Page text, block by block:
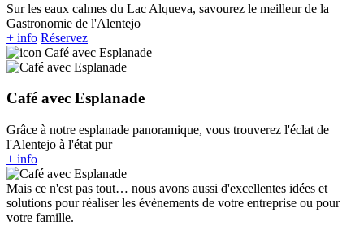
Sur les eaux calmes du Lac Alqueva, savourez le meilleur de la
Gastronomie de l'Alentejo
+ info Réservez
Café avec Esplanade
Grâce à notre esplanade panoramique, vous trouverez l'éclat de
l'Alentejo à l'état pur
+ info
Mais ce n'est pas tout… nous avons aussi d'excellentes idées et
solutions pour réaliser les évènements de votre entreprise ou pour
votre famille.